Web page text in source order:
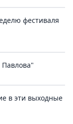
фестиваля
Павлова"
в эти выходные